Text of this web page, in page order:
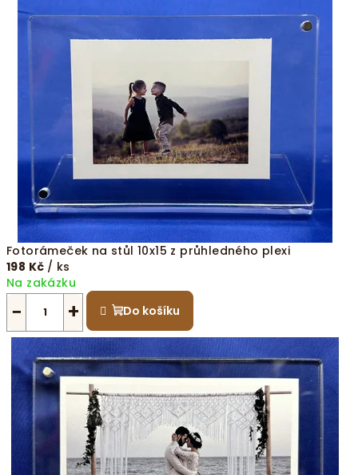
Fotorámeček na stůl 10x15 z průhledného plexi
198 Kč / ks
Na zakázku
+
− Do košíku